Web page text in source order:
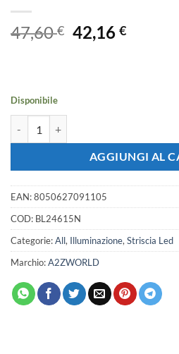
47,60€ Il
prezzo
42,16€Il
Disponibile
AGGIUNGI AL
EAN:8050627091105
COD: BL24615N
Categorie:All, Illuminazione, Striscia Led
Marchio:A2ZWORLD